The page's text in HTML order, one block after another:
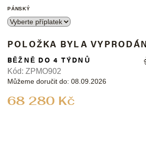
PÁNSKÝ
POLOŽKA BYLA
68 280 Kč
BĚŽNĚ DO 4 TÝDNŮ
Můžeme doručit do: 08.09.2026
Kód: ZPMO902